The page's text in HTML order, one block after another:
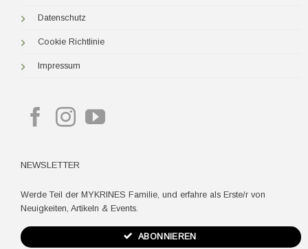
Datenschutz
Cookie Richtlinie
Impressum
NEWSLETTER
Werde Teil der MYKRINES Familie, und erfahre als Erste/r von
Neuigkeiten, Artikeln & Events.
ABONNIEREN